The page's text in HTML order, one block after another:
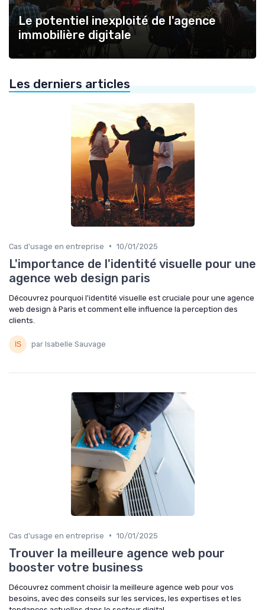
Le potentiel inexploité de l'agence
immobilière digitale
Les derniers articles
Cas d'usage en entreprise • 10/01/2025
L'importance de l'identité visuelle pour une
agence web design paris
Découvrez pourquoi l'identité visuelle est cruciale pour une agence
web design à Paris et comment elle influence la perception des
clients.
par Isabelle Sauvage
Cas d'usage en entreprise • 10/01/2025
Trouver la meilleure agence web pour
booster votre business
Découvrez comment choisir la meilleure agence web pour vos
besoins, avec des conseils sur les services, les expertises et les